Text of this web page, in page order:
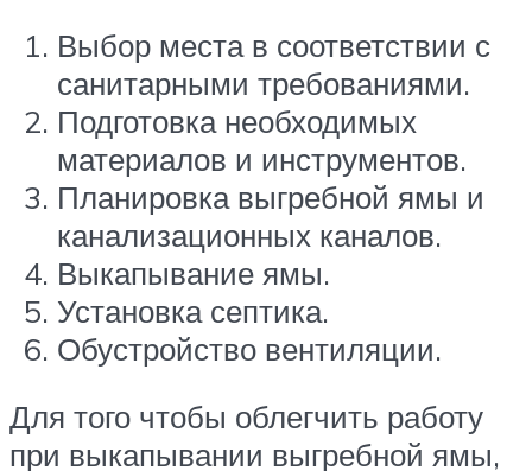
Выбор места в соответствии с
санитарными требованиями.
Подготовка необходимых
материалов и инструментов.
Планировка выгребной ямы и
канализационных каналов.
Выкапывание ямы.
Установка септика.
Обустройство вентиляции.
Для того чтобы облегчить работу
при выкапывании выгребной ямы,